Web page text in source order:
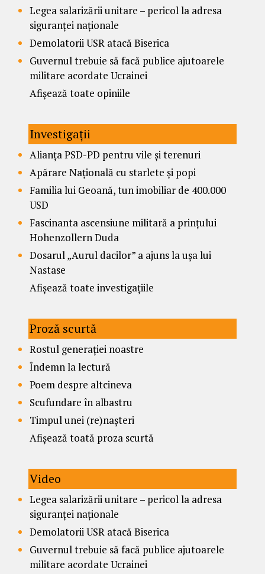
Legea salarizării unitare – pericol la adresa
siguranței naționale
Demolatorii USR atacă Biserica
Guvernul trebuie să facă publice ajutoarele
militare acordate Ucrainei
Afișează toate opiniile
Investigații
Alianța PSD-PD pentru vile și terenuri
Apărare Națională cu starlete și popi
Familia lui Geoană, tun imobiliar de 400.000
USD
Fascinanta ascensiune militară a prințului
Hohenzollern Duda
Dosarul „Aurul dacilor” a ajuns la ușa lui
Nastase
Afișează toate investigațiile
Proză scurtă
Rostul generației noastre
Îndemn la lectură
Poem despre altcineva
Scufundare în albastru
Timpul unei (re)nașteri
Afișează toată proza scurtă
Video
Legea salarizării unitare – pericol la adresa
siguranței naționale
Demolatorii USR atacă Biserica
Guvernul trebuie să facă publice ajutoarele
militare acordate Ucrainei